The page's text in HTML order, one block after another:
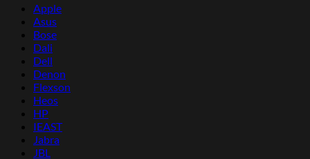
Apple
Asus
Bose
Dali
Dell
Denon
Flexson
Heos
HP
IEAST
Jabra
JBL